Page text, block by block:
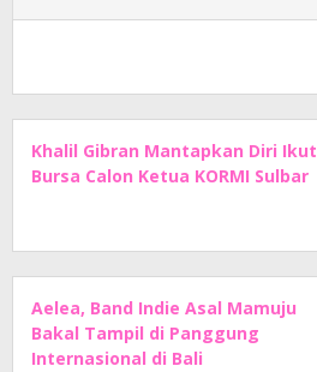
Khalil Gibran Mantapkan Diri Ikut
Bursa Calon Ketua KORMI Sulbar
Aelea, Band Indie Asal Mamuju
Bakal Tampil di Panggung
Internasional di Bali